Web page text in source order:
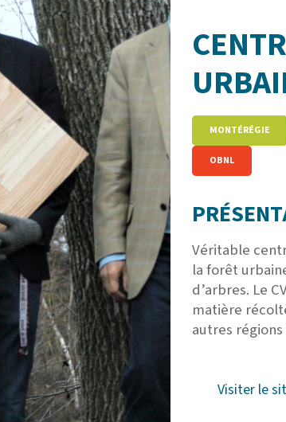
MONTÉRÉGIE
OBNL
Véritable
la forêt
d’arbres. Le
matière
autres
Visiter le